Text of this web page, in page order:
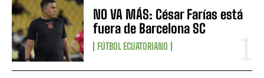
NO VA MÁS: César Farías está
fuera de Barcelona SC
FÚTBOL ECUATORIANO